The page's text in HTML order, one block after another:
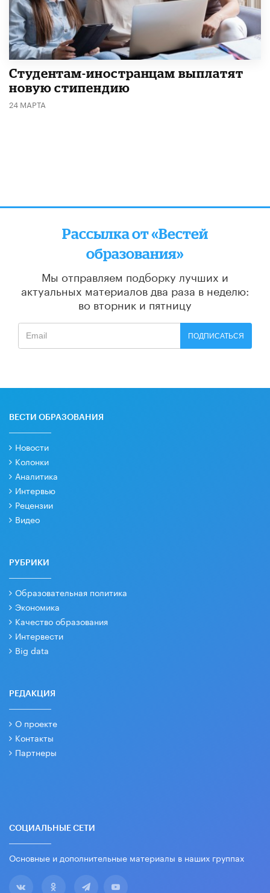
Студентам-иностранцам выплатят
новую стипендию
24 МАРТА
Рассылка от «Вестей
образования»
Мы отправляем подборку лучших и
актуальных материалов два раза в неделю:
во вторник и пятницу
ПОДПИСАТЬСЯ
ВЕСТИ ОБРАЗОВАНИЯ
Новости
Колонки
Аналитика
Интервью
Рецензии
Видео
РУБРИКИ
Образовательная политика
Экономика
Качество образования
Интервести
Big data
РЕДАКЦИЯ
О проекте
Контакты
Партнеры
СОЦИАЛЬНЫЕ СЕТИ
Основные и дополнительные материалы в наших группах